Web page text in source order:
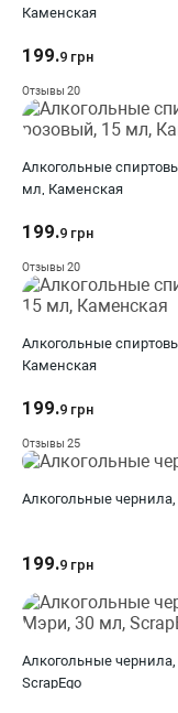
Каменская
199.9 грн
Отзывы 20
Алкогольные
мл, Каменская
199.9 грн
Отзывы 20
Алкогольные
Каменская
199.9 грн
Отзывы 25
Алкогольные
199.9 грн
Алкогольные
ScrapEgo